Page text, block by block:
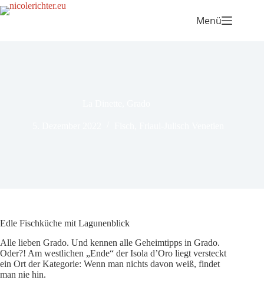
Menü
Edle Fischküche mit Lagunenblick
Alle lieben Grado. Und kennen alle Geheimtipps in Grado.
Oder?! Am westlichen „Ende“ der Isola d’Oro liegt versteckt
ein Ort der Kategorie: Wenn man nichts davon weiß, findet
man nie hin.